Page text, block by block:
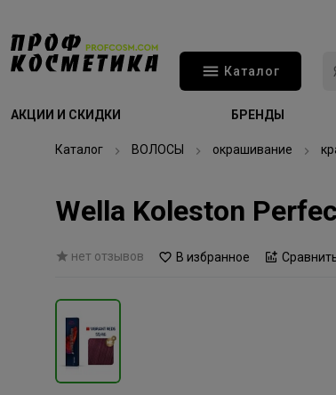
Каталог
АКЦИИ И СКИДКИ БРЕНДЫ
Каталог ВОЛОСЫ окрашивание
Wella Koleston
нет отзывов В избранное